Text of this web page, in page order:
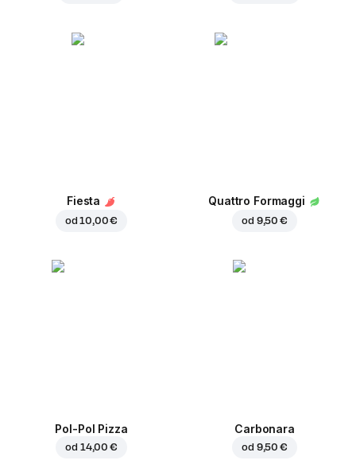
Fiesta
od10,00 €
Quattro Formaggi
od 9,50 €
Pol-Pol Pizza
od 14,00 €
Carbonara
od 9,50 €